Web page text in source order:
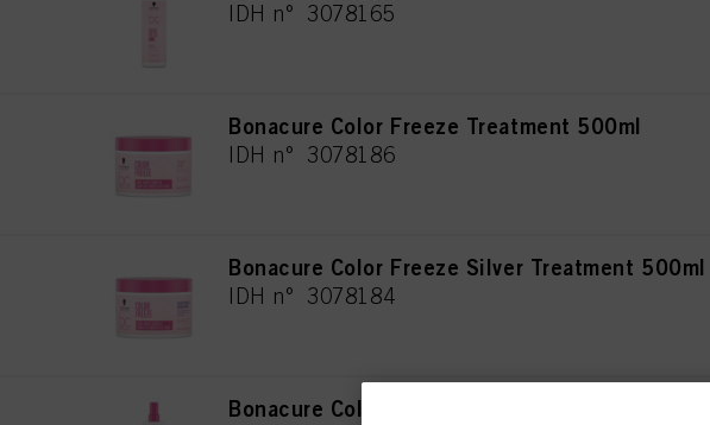
IDH n° 3078165
Bonacure Color Freeze Treatment 500ml
IDH n° 3078186
Bonacure Color Freeze Silver Treatment 500ml
IDH n° 3078184
Bonacure Color Freeze Spray Conditioner 400ml